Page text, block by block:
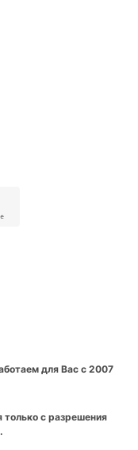
для Вас с 2007
только с разрешения